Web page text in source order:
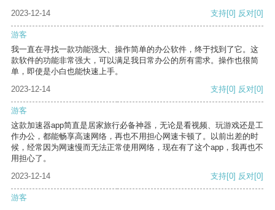
2023-12-14 支持[0] 反对[0]
游客
我一直在寻找一款功能强大、操作简单的办公软件，终于找到了它。这
款软件的功能非常强大，可以满足我日常办公的所有需求。操作也很简
单，即使是小白也能快速上手。
2023-12-14
支持[0] 反对[0]
游客
这款加速器app简直是居家旅行必备神器，无论是看视频、玩游戏还是工
作办公，都能畅享高速网络，再也不用担心网速卡顿了。以前出差的时
候，经常因为网速慢而无法正常使用网络，现在有了这个app，我再也不
用担心了。
2023-12-14
支持[0] 反对[0]
游客